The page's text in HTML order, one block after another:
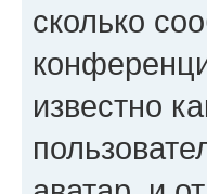
сколько
известно